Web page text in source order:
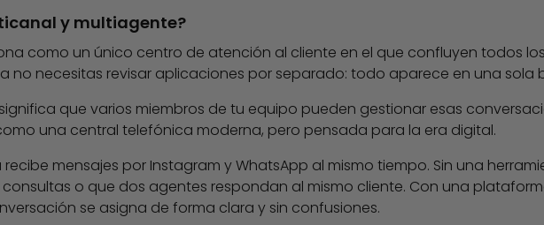
y multiagente?
como un único centro de atención al cliente en el que confluyen todos
no necesitas revisar aplicaciones por separado: todo aparece en una sola
que varios miembros de tu equipo pueden gestionar esas
una central telefónica moderna, pero pensada para la era digital.
mensajes por Instagram y WhatsApp al mismo tiempo. Sin una
o que dos agentes respondan al mismo cliente. Con una
se asigna de forma clara y sin confusiones.